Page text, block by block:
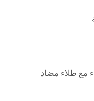
مع طلاء مضاد